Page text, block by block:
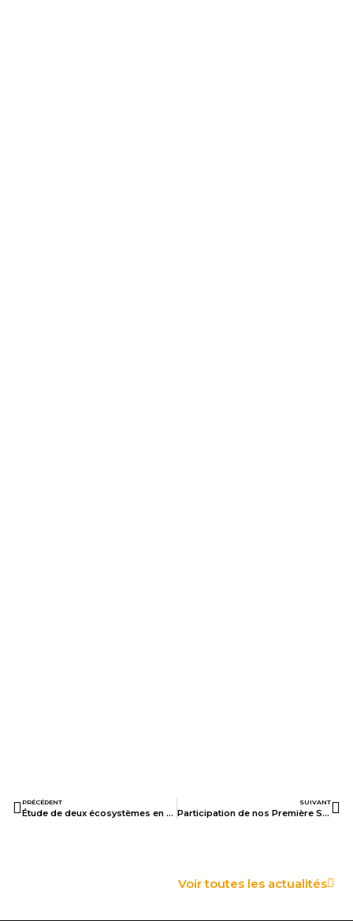
PRÉCÉDENT
Étude de deux écosystèmes en spécialité SVT
SUIVANT
Participation de nos Première STI2D au concours Robotfesta !
Voir toutes les actualités